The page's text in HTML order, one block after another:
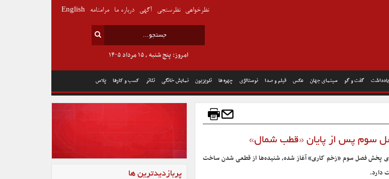
گفت و گو سینمای جهان عکس فیلم و صدا نوستالژی چهره ها تلویزیون نمایش خانگی تئاتر کسب و کارها پلاس
امروز: پنج شنبه , ۱۵ مرداد ۱۴۰۵
نظرخواهی نظرسنجی آگهی درباره ما مرامنامه English
سوم پس از پایان «قطب شمال»
پخش فصل سوم «زخم کاری» آغاز شده، شنیده‌ها از قطعی شدن ساخت
دارد.
پربازدیدترین ها